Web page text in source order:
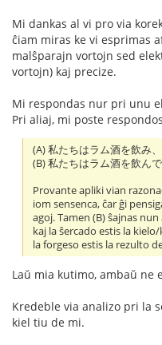
Mi dankas al vi pro via
ĉiam miras ke vi esprimas
malŝparajn vortojn sed
vortojn) kaj precize.
Mi respondas nur pri unu
Pri aliaj, mi poste
(A) 私たちはラム酒を飲み
(B) 私たちはラム酒を飲ん
Provante apliki vian
iom sensenca, ĉar ĝi
agoj. Tamen (B) ŝajnas
kaj la ŝercado estis la
la forgeso estis la rezulto
Laŭ mia kutimo, ambaŭ ne
Kredeble via analizo pri la
kiel tiu de mi.